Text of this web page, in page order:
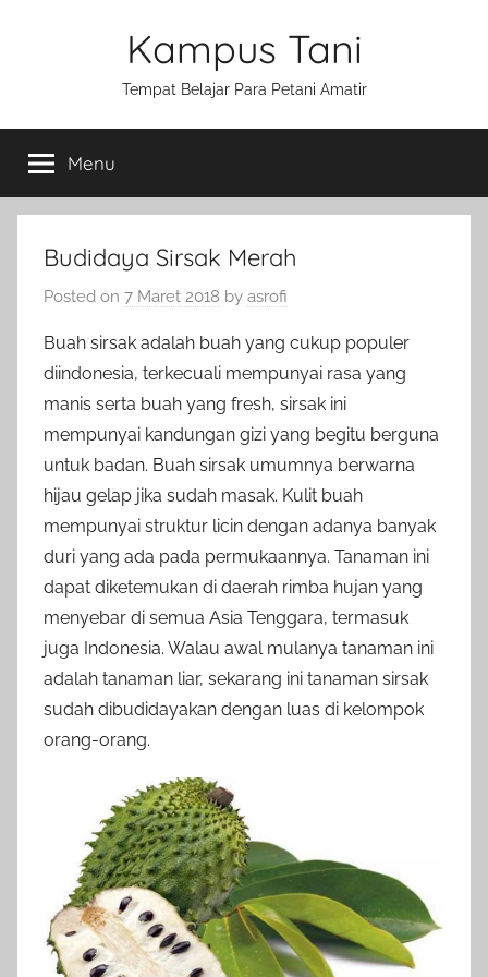
Kampus Tani
Tempat Belajar Para Petani Amatir
Menu
Budidaya Sirsak Merah
Posted on 7 Maret 2018 by asrofi
Buah sirsak adalah buah yang cukup populer
diindonesia, terkecuali mempunyai rasa yang
manis serta buah yang fresh, sirsak ini
mempunyai kandungan gizi yang begitu berguna
untuk badan. Buah sirsak umumnya berwarna
hijau gelap jika sudah masak. Kulit buah
mempunyai struktur licin dengan adanya banyak
duri yang ada pada permukaannya. Tanaman ini
dapat diketemukan di daerah rimba hujan yang
menyebar di semua Asia Tenggara, termasuk
juga Indonesia. Walau awal mulanya tanaman ini
adalah tanaman liar, sekarang ini tanaman sirsak
sudah dibudidayakan dengan luas di kelompok
orang-orang.